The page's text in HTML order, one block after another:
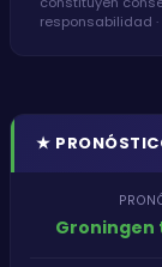
responsabilidad ·
★
Groningen